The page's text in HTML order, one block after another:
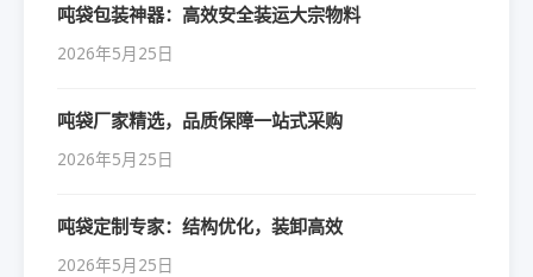
吨袋包装神器：高效安全装运大宗物料
2026年5月25日
吨袋厂家精选，品质保障一站式采购
2026年5月25日
吨袋定制专家：结构优化，装卸高效
2026年5月25日